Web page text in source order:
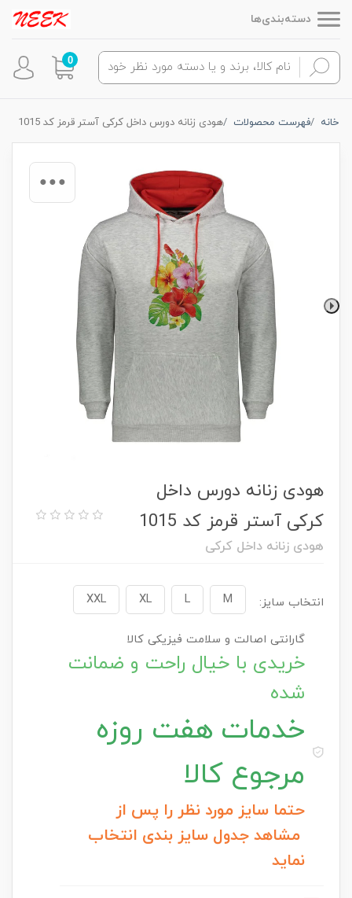
دسته‌بندی‌ها
0
خانه فهرست محصولات هودی زنانه دورس داخل کرکی آستر قرمز کد 1015
هودی زنانه دورس داخل
کرکی آستر قرمز کد 1015
هودی زنانه داخل کرکی
انتخاب سایز: M
L
XL
XXL
گارانتی اصالت و سلامت فیزیکی کالا
خریدی با خیال راحت و ضمانت
شده
خدمات هفت روزه
مرجوع کالا
حتما سایز مورد نظر را پس از
مشاهد جدول سایز بندی انتخاب
نماید